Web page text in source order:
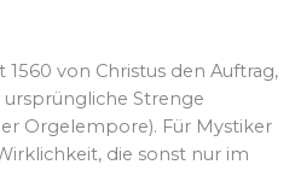
von Christus den Auftrag,
Strenge
Orgelempore). Für Mystiker
die sonst nur im